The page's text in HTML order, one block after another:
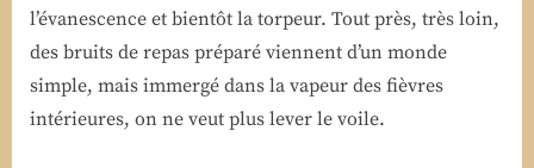
l’évanescence et bientôt la torpeur. Tout près, très loin,
des bruits de repas préparé viennent d’un monde
simple, mais immergé dans la vapeur des fièvres
intérieures, on ne veut plus lever le voile.